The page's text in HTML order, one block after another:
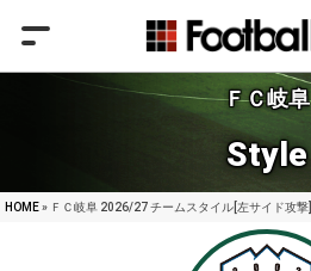
ＦＣ岐阜
Style
HOME» ＦＣ岐阜 2026/27 チームスタイル[左サイド攻撃]